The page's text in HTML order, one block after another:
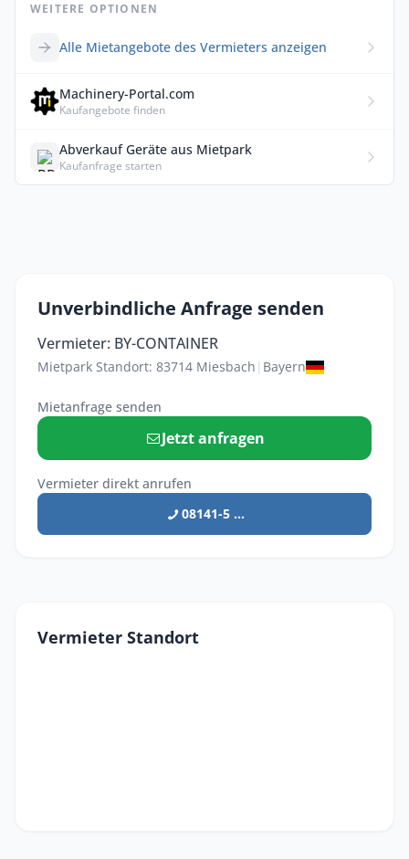
WEITERE OPTIONEN
Alle Mietangebote des Vermieters anzeigen
Machinery-Portal.com
Kaufangebote finden
Abverkauf Geräte aus Mietpark
Kaufanfrage starten
Unverbindliche Anfrage senden
Vermieter: BY-CONTAINER
Mietpark Standort: 83714 Miesbach | Bayern
Mietanfrage senden
Jetzt anfragen
Vermieter direkt anrufen
08141-5 ...
Vermieter Standort